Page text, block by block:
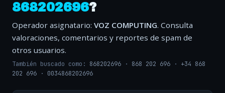
868202696?
Operador asignatario: VOZ COMPUTING. Consulta
valoraciones, comentarios y reportes de spam de
otros usuarios.
También buscado como: 868202696 · 868 202 696 · +34 868
202 696 · 0034868202696